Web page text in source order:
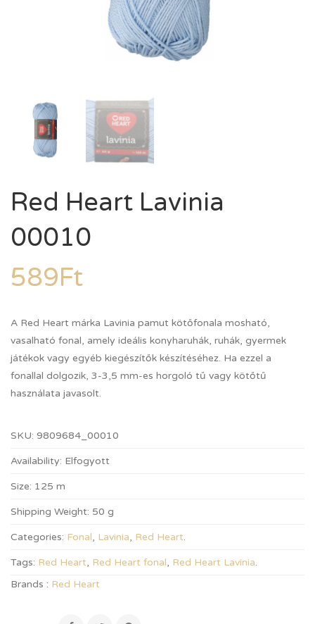
Red Heart Lavinia
00010
589Ft
A Red Heart márka Lavinia pamut kötőfonala mosható,
vasalható fonal, amely ideális konyharuhák, ruhák, gyermek
játékok vagy egyéb kiegészítők készítéséhez. Ha ezzel a
fonallal dolgozik, 3-3,5 mm-es horgoló tű vagy kötőtű
használata javasolt.
SKU: 9809684_00010
Availability: Elfogyott
Size: 125 m
Shipping Weight: 50 g
Categories: Fonal, Lavinia, Red Heart.
Tags: Red Heart, Red Heart fonal, Red Heart Lavinia.
Brands : Red Heart